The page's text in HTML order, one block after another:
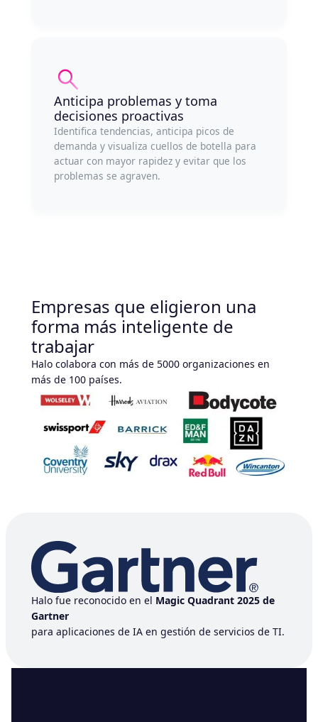
Anticipa problemas y toma
decisiones proactivas
Identifica tendencias, anticipa picos de
demanda y visualiza cuellos de botella para
actuar con mayor rapidez y evitar que los
problemas se agraven.
Empresas que eligieron una
forma ​más inteligente de
trabajar
Halo colabora con más de 5000 organizaciones en
más de 100 países.
Halo fue reconocido en el Magic Quadrant 2025 de
Gartner
para aplicaciones de IA en gestión de servicios de TI.